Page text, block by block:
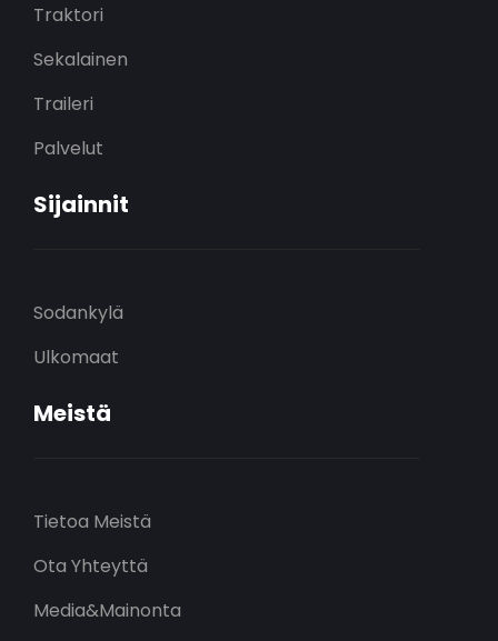
Traktori
Sekalainen
Traileri
Palvelut
Sijainnit
Sodankylä
Ulkomaat
Meistä
Tietoa Meistä
Ota Yhteyttä
Media&Mainonta